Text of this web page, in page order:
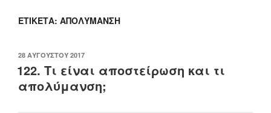
ΕΤΙΚΈΤΑ: ΑΠΟΛΎΜΑΝΣΗ
ΔΗΜΟΣΙΕΎΤΗΚΕ
ΣΤΙΣ
28 ΑΥΓΟΎΣΤΟΥ 2017
122. Τι είναι αποστείρωση και τι
απολύμανση;